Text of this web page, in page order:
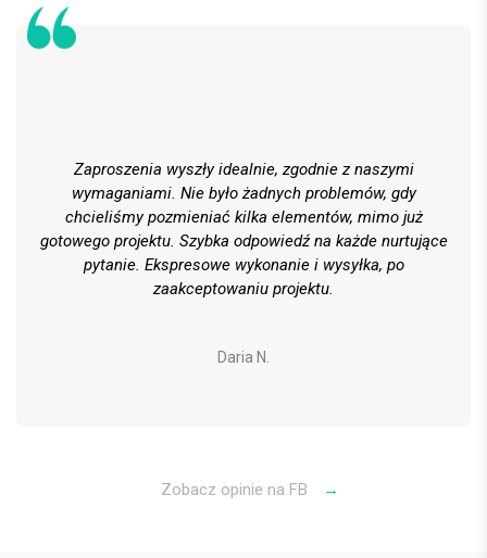
Zaproszenia wyszły idealnie, zgodnie z naszymi
wymaganiami. Nie było żadnych problemów, gdy
chcieliśmy pozmieniać kilka elementów, mimo już
gotowego projektu. Szybka odpowiedź na każde nurtujące
pytanie. Ekspresowe wykonanie i wysyłka, po
zaakceptowaniu projektu.
Daria N.
Zobacz opinie na FB →